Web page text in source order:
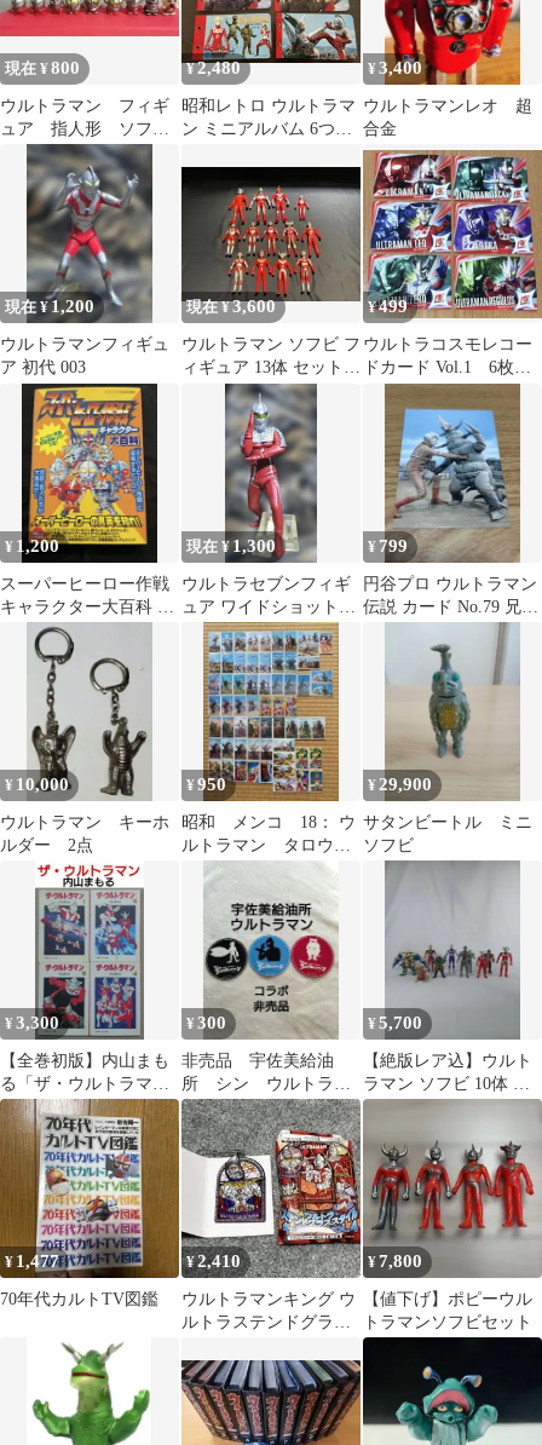
現在 ¥800
ウルトラマン フィギ
ュア 指人形 ソフ
ビ まとめ売り レト
ロ 当時物
¥2,480
昭和レトロ ウルトラマ
ン ミニアルバム 6つ
¥3,400
ウルトラマンレオ 超
合金
現在 ¥1,200
ウルトラマンフィギュ
ア 初代 003
現在 ¥3,600
ウルトラマン ソフビ フ
ィギュア 13体 セット
日本製 円谷プロ
BANDAI
¥499
ウルトラコスモレコー
ドカード Vol.1 6枚セ
¥ 1,200
スーパーヒーロー作戦
キャラクター大百科 初
版 希少 PS
現在 ¥ 1,300
ウルトラセブンフィギ
ュア ワイドショット
003
¥ 799
円谷プロ ウルトラマン
伝説 カード No.79 兄怪
¥ 10,000
ウルトラマン キーホ
ルダー 2点
¥950
昭和 メンコ 18： ウ
ルトラマン タロウ
エース レオ
¥ 29,900
サタンビートル ミニ
ソフビ
¥3,300
【全巻初版】内山まも
る「ザ・ウルトラマ
ン」全4巻
¥300
非売品 宇佐美給油
所 シン ウルトラマ
ン バルタン星人 ピ
グモン コースター
¥5,700
【絶版レア込】ウルト
ラマン ソフビ 10体 ゲ
ランダ ガヴァドン ザネ
¥ 1,477
70年代カルトTV図鑑
¥2,410
ウルトラマンキング ウ
ルトラステンドグラス
vol.4
¥7,800
【値下げ】ポピーウル
トラマンソフビセット